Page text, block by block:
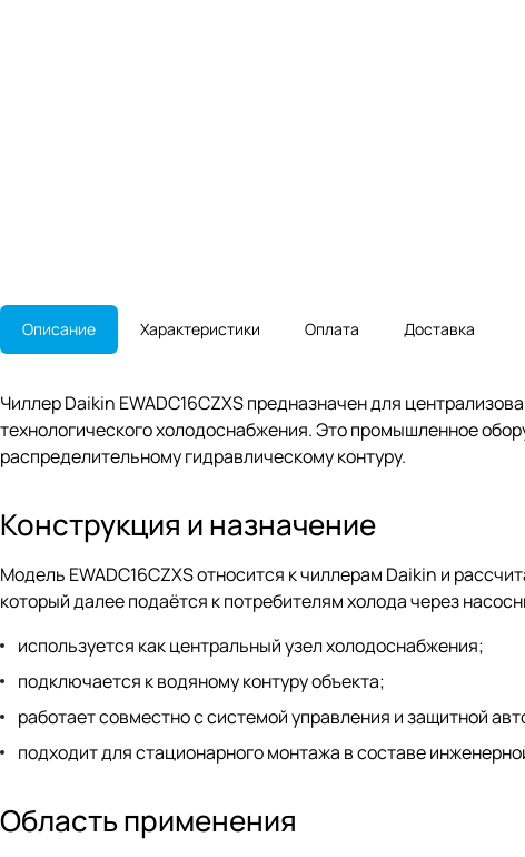
Описание Характеристики Оплата Доставка
Чиллер Daikin EWADC16CZXS предназначен для
технологического холодоснабжения. Это промышленное
распределительному гидравлическому контуру.
Конструкция и назначение
Модель EWADC16CZXS относится к чиллерам Daikin и
который далее подаётся к потребителям холода через
используется как центральный узел холодоснабжения;
подключается к водяному контуру объекта;
работает совместно с системой управления и защитной
подходит для стационарного монтажа в составе
Область применения